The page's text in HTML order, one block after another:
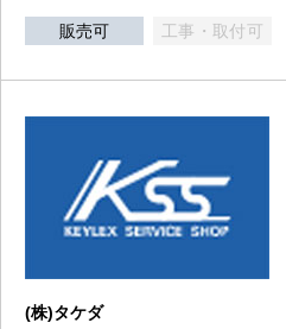
販売可 工事・取付可
(株)タケダ